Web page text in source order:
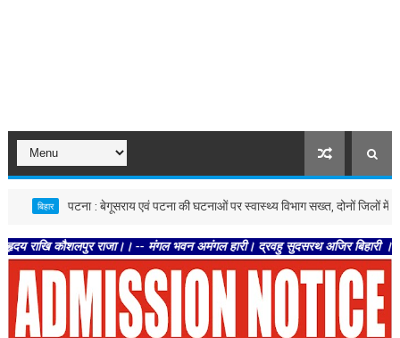
पटना : बेगूसराय एवं पटना की घटनाओं पर स्वास्थ्य विभाग सख्त, दोनों जिलों में जांच के
कौशलपुर राजा।। -- मंगल भवन अमंगल हारी। द्रवहु सुदसरथ अजिर बिहारी ।। -- सब